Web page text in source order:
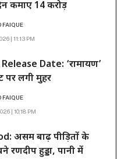
कमाए 14 करोड़
FAIQUE
| 11:13 PM
Date: ‘रामायण’
पर लगी मुहर
FAIQUE
| 10:18 PM
असम बाढ़ पीड़ितों के
रणदीप हुड्डा, पानी में